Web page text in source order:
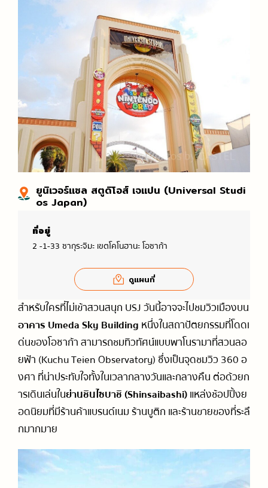
ยูนิเวอร์แซล สตูดิโอส์ เจแปน (Universal Studi
os Japan)
ที่อยู่
2 -1-33 ซากุระจิมะ เขตโคโนฮานะ โอซาก้า
ดูแผนที่
สำหรับใครที่ไม่เข้าสวนสนุก USJ วันนี้อาจจะไปชมวิวเมืองบน
อาคาร Umeda Sky Building หนึ่งในสถาปัตยกรรมที่โดดเ
ด่นของโอซาก้า สามารถชมทิวทัศน์แบบพาโนรามาที่สวนลอ
ยฟ้า (Kuchu Teien Observatory) ซึ่งเป็นจุดชมวิว 360 อ
งศา ที่น่าประทับใจทั้งในเวลากลางวันและกลางคืน ต่อด้วยก
ารเดินเล่นในย่านชินไซบาชิ (Shinsaibashi)แหล่งช้อปปิ้งย
อดนิยมที่มีร้านค้าแบรนด์เนม ร้านบูติก และร้านขายของที่ระลึ
กมากมาย